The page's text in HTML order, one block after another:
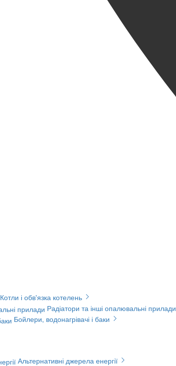
Котли і обв'язка котелень
Радіатори та інші опалювальні прилади
Бойлери, водонагрівачі і баки
Альтернативні джерела енергії